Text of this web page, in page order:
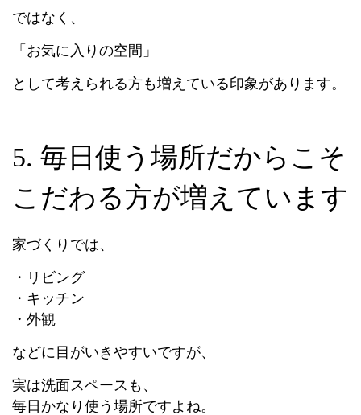
ではなく、
「お気に入りの空間」
として考えられる方も増えている印象があります。
5. 毎日使う場所だからこそ
こだわる方が増えています
家づくりでは、
・リビング
・キッチン
・外観
などに目がいきやすいですが、
実は洗面スペースも、
毎日かなり使う場所ですよね。